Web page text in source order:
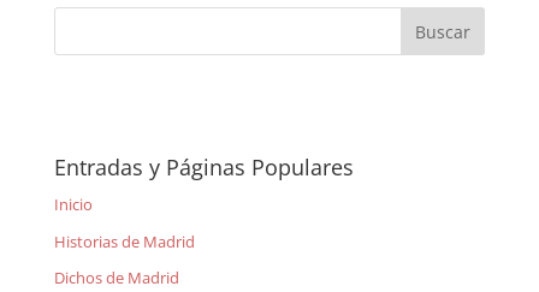
Entradas y Páginas Populares
Inicio
Historias de Madrid
Dichos de Madrid